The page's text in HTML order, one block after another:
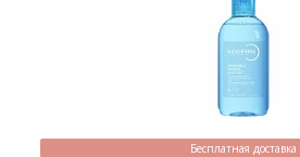
Бесплатная доставка